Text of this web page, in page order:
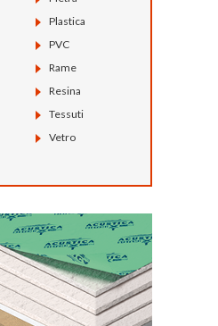
Plastica
PVC
Rame
Resina
Tessuti
Vetro